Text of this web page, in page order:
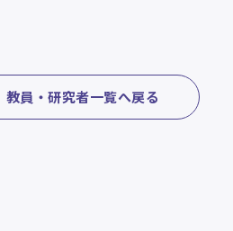
教員・研究者一覧へ戻る